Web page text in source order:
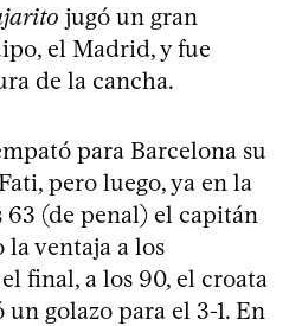
jugó un gran
el Madrid, y fue
de la cancha.
para Barcelona su
pero luego, ya en la
63 (de penal) el capitán
la ventaja a los
final, a los 90, el croata
golazo para el 3-1. En